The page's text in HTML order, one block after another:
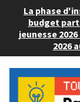
La phase
budget
jeunesse
2026